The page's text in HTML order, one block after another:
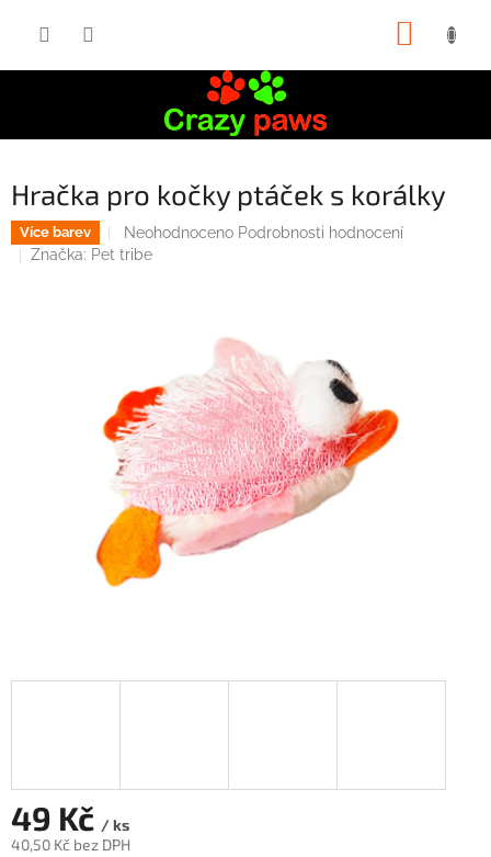
Hračka pro kočky ptáček s korálky
Více barev
Průměrné
hodnocení
hvězdiček.
Neohodnoceno Podrobnosti hodnocení
Značka: Pet tribe
49 Kč / ks
40,50 Kč bez DPH